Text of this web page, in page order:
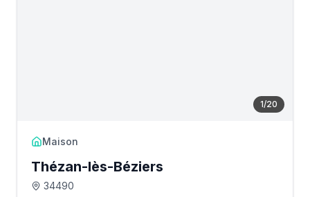
1/20
Maison
Thézan-lès-Béziers
34490